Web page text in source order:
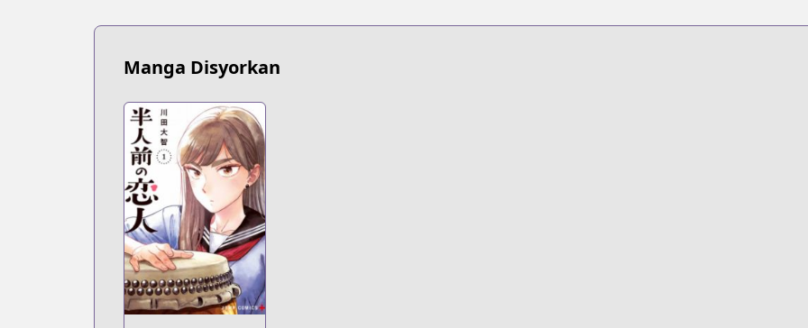
Manga Disyorkan